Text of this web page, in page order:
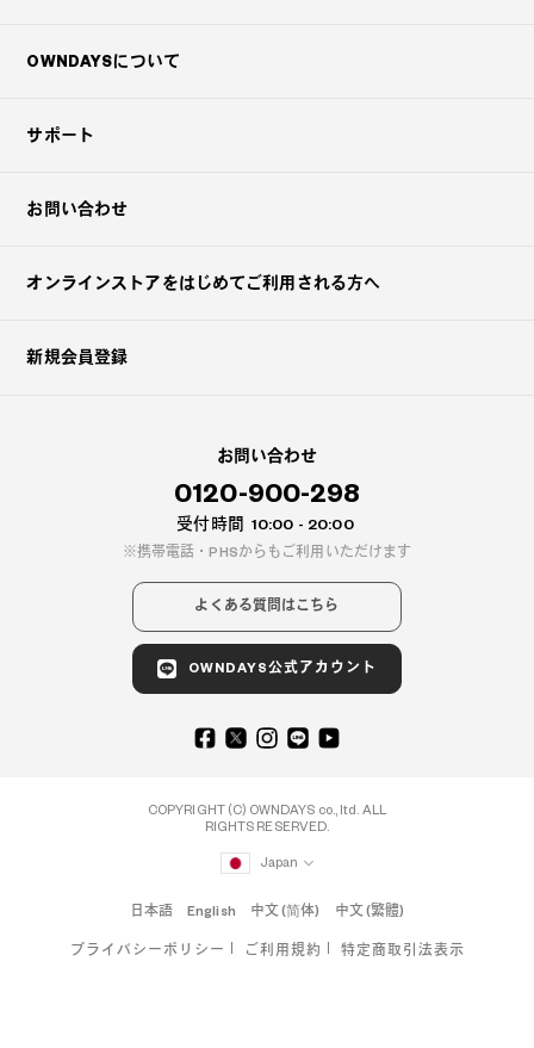
OWNDAYSについて
サポート
お問い合わせ
オンラインストアをはじめてご利用される方へ
新規会員登録
お問い合わせ
0120-900-298
受付時間 10:00 - 20:00
携帯電話・PHSからもご利用いただけます
よくある質問はこちら
OWNDAYS公式アカウント
COPYRIGHT (C) OWNDAYS co., ltd. ALL
RIGHTS RESERVED.
Japan
日本語 English 中文 (简体) 中文 (繁體)
プライバシーポリシー ご利用規約 特定商取引法表示